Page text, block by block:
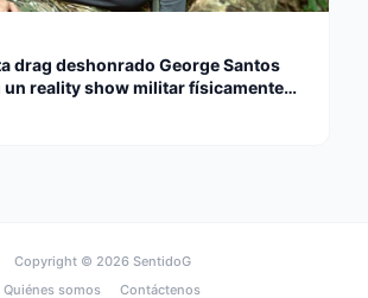
drag deshonrado George Santos
un reality show militar físicamente
Copyright © 2026 SentidoG
Quiénes somos
Contáctenos